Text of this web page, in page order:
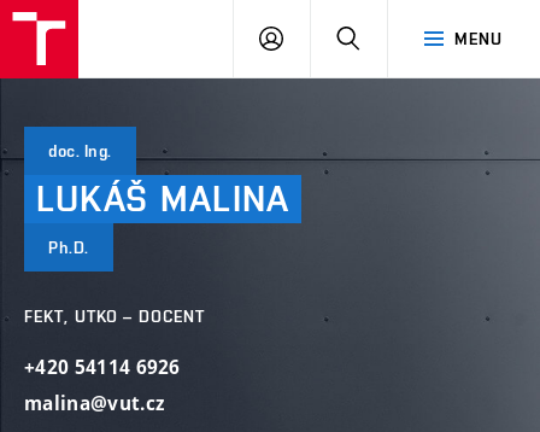
MENU
PŘIHLÁSIT
doc. Ing.
LUKÁŠ MALINA
Ph.D.
FEKT, UTKO – DOCENT
+420 54114 6926
malina@vut.cz